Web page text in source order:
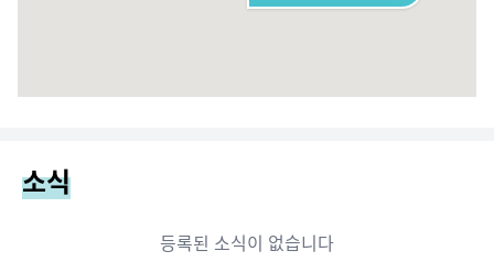
소식
등록된 소식이 없습니다